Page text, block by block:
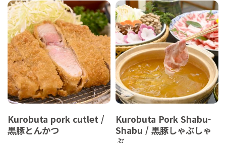
Kurobuta pork cutlet /
黒豚とんかつ
Kurobuta Pork Shabu-
Shabu / 黒豚しゃぶしゃ